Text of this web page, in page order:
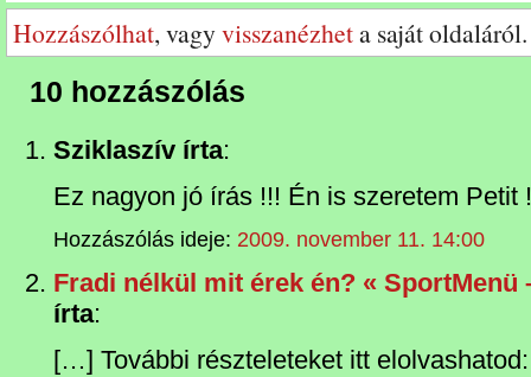
Hozzászólhat, vagyvisszanézheta saját oldaláról.
10 hozzászólás
Sziklaszív írta:
Ez nagyon jó írás !!! Én is szeretem Petit !
Hozzászólás ideje: 2009. november 11. 14:00
Fradi nélkül mit érek én? « SportMenü
írta:
[…] További részteleteket itt